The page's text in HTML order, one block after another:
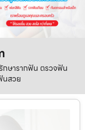
ษารากฟัน ตรวจฟัน
สวย